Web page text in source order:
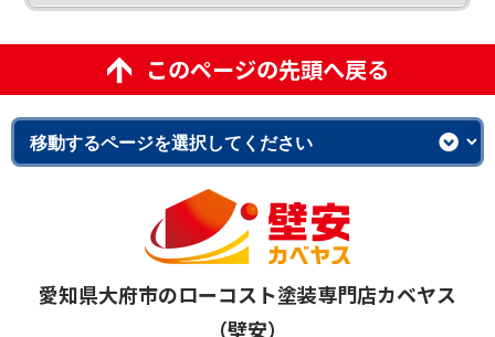
このページの先頭へ戻る
愛知県大府市のローコスト塗装専門店カベヤス
（壁安）